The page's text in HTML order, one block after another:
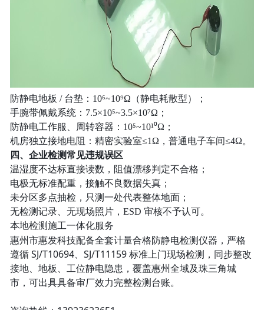
防静电地板 / 台垫：10⁶~10⁹Ω（静电耗散型）；
手腕带佩戴系统：7.5×10⁵~3.5×10⁷Ω；
防静电工作服、周转容器：10⁵~10¹⁰Ω；
机房独立接地电阻：精密实验室≤1Ω，普通电子车间≤4Ω。
四、企业检测常见违规误区
温湿度不达标直接读数，阻值漂移判定不合格；
电极无标准配重，接触不良数据失真；
未分区多点抽检，只测一处代表整体地面；
无检测记录、无现场照片，ESD 审核不予认可。
本地检测施工一体化服务
惠州市惠发科技配备全套计量合格防静电检测仪器，严格
遵循 SJ/T10694、SJ/T11159 标准上门现场检测，同步整改
接地、地板、工位静电隐患，覆盖惠州全域及珠三角城
市，可出具具备审厂效力完整检测台账。